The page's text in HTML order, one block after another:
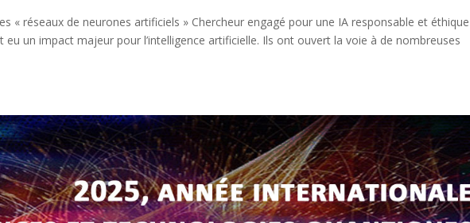
« réseaux de neurones artificiels » Chercheur engagé pour une IA responsable et
eu un impact majeur pour l’intelligence artificielle. Ils ont ouvert la voie à de nombreuses